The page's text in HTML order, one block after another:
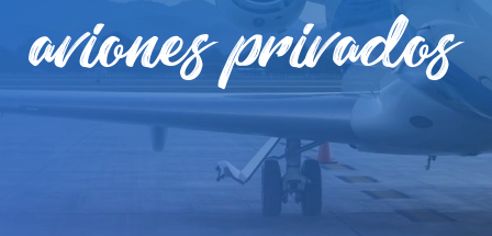
aviones privados